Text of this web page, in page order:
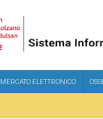
MERCATO ELETTRONICO